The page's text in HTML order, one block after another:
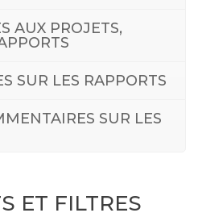
AUX PROJETS,
SUR LES RAPPORTS
SUR LES
ET FILTRES